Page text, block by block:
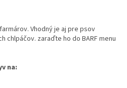
Vhodný je aj pre psov
chlpáčov. zaraďte ho do BARF menu
na: